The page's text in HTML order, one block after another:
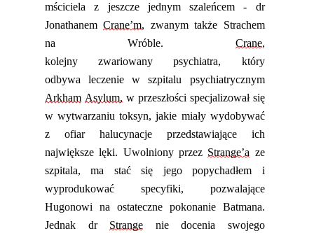
mściciela z jeszcze jednym szaleńcem - dr
JonathanemCrane’m, zwanym także Strachem
na Wróble. Crane,
kolejnyzwariowany psychiatra, który
odbywa leczenie w szpitalu psychiatrycznym
Arkham Asylum, w przeszłości specjalizował się
w wytwarzaniu toksyn, jakie miaływydobywać
z
ofiar halucynacje przedstawiające ich
największe lęki. Uwolniony przez Strange’a ze
szpitala, ma stać się jego popychadłem i
wyprodukować specyfiki, pozwalające
Hugonowi na ostateczne pokonanie Batmana.
Jednak dr Strange nie docenia swojego